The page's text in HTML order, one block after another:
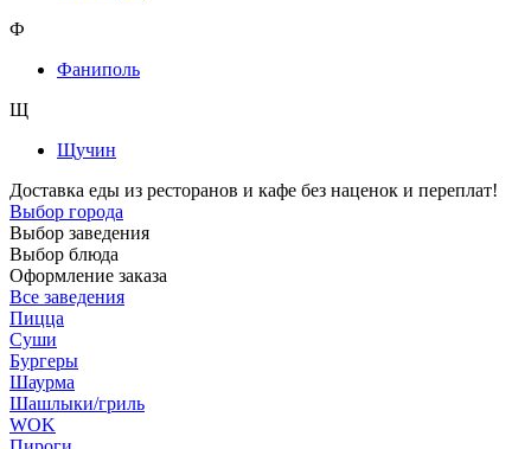
Ф
Фаниполь
Щ
Щучин
Доставка еды из ресторанов и кафе без наценок и переплат!
Выбор города
Выбор заведения
Выбор блюда
Оформление заказа
Все заведения
Пицца
Суши
Бургеры
Шаурма
Шашлыки/гриль
WOK